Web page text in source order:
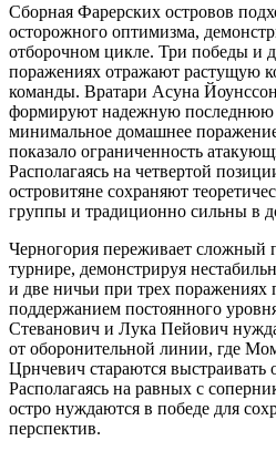
Сборная Фарерских островов
осторожного оптимизма,
отборочном цикле. Три победы и
поражениях отражают растущую
команды. Вратари Асуна
формируют надежную
минимальное домашнее
показало ограниченность
Располагаясь на четвертой
островитяне сохраняют
группы и традиционно сильны в
Черногория переживает сложный
турнире, демонстрируя
и две ничьи при трех
поддержанием постоянного
Стеванович и Лука Пейович
от оборонительной линии, где
Црнчевич стараются выстраивать
Располагаясь на равных с
остро нуждаются в победе для
перспектив.